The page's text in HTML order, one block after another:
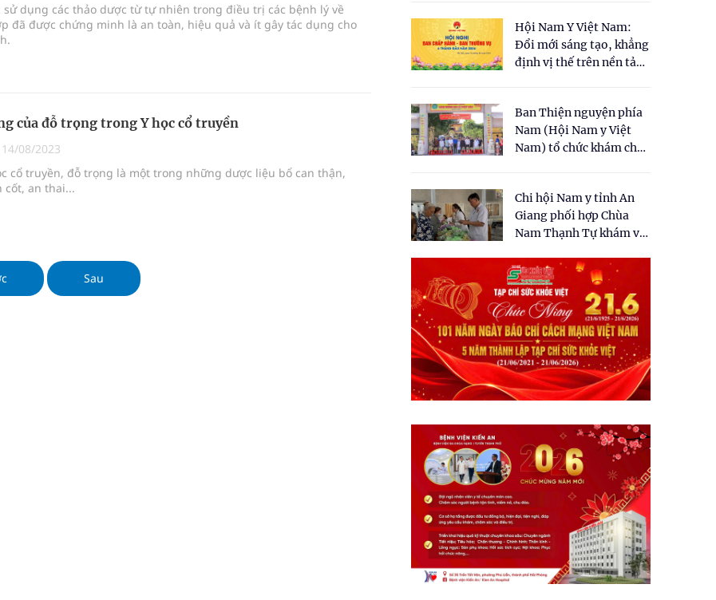
sử dụng các thảo dược từ tự nhiên trong điều trị các bệnh lý về
đã được chứng minh là an toàn, hiệu quả và ít gây tác dụng cho
của đỗ trọng trong Y học cổ truyền
14/08/2023
cổ truyền, đỗ trọng là một trong những dược liệu bổ can thận,
cốt, an thai...
Sau
Hội Nam Y Việt Nam:
Đổi mới sáng tạo, khẳng
định vị thế trên nền tảng
Ban Thiện nguyện phía
Nam (Hội Nam y Việt
Nam) tổ chức khám chữa
dân tại xã Tân Tập
Chi hội Nam y tỉnh An
Giang phối hợp Chùa
Nam Thạnh Tự khám và
nhân dân